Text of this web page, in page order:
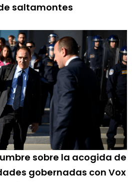
saltamontes
sobre la acogida de
gobernadas con Vox